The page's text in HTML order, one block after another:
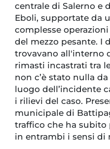
centrale di Salerno e
Eboli, supportate da
complesse
del mezzo pesante. I
trovavano all'interno
rimasti incastrati tra
non c’è stato nulla
luogo dell’incidente
i rilievi del caso.
municipale di
traffico che ha
in entrambi i sensi di